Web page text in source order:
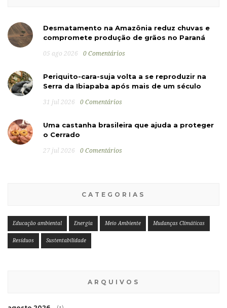
Desmatamento na Amazônia reduz chuvas e
compromete produção de grãos no Paraná
05 ago 2026 0 Comentários
Periquito-cara-suja volta a se reproduzir na
Serra da Ibiapaba após mais de um século
31 jul 2026 0 Comentários
Uma castanha brasileira que ajuda a proteger
o Cerrado
27 jul 2026 0 Comentários
CATEGORIAS
Educação ambiental Energia Meio Ambiente Mudanças Climáticas
Resíduos Sustentabilidade
ARQUIVOS